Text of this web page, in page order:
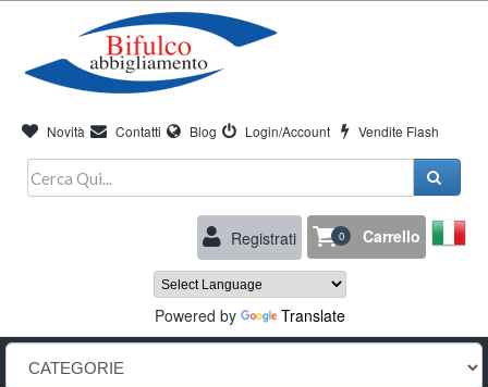
Novità Contatti Blog Login/Account Vendite Flash
Registrati 0 Carrello
Powered by Translate